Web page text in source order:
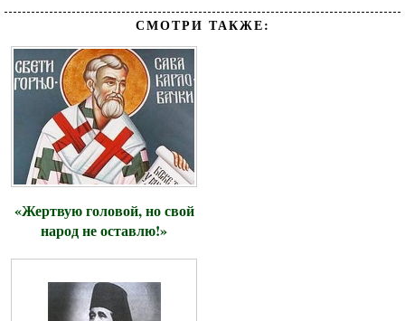
СМОТРИ ТАКЖЕ:
«Жертвую головой, но свой
народ не оставлю!»